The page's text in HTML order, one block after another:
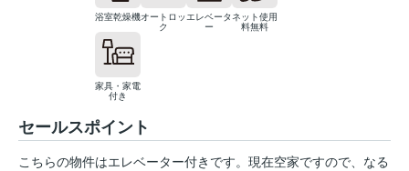
浴室乾燥機オートロッ
ク
エレベータ
ー
ネット使用
料無料
家具・家電
付き
セールスポイント
こちらの物件はエレベーター付きです。現在空家ですので、なる